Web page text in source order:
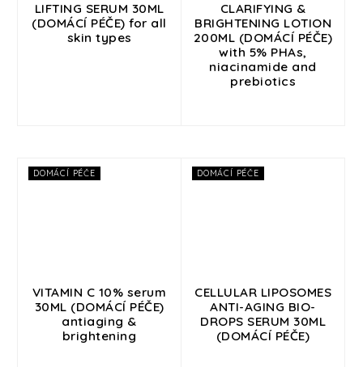
LIFTING SERUM 30ML
(DOMÁCÍ PÉČE) for all
skin types
CLARIFYING &
BRIGHTENING LOTION
200ML (DOMÁCÍ PÉČE)
with 5% PHAs,
niacinamide and
prebiotics
DOMÁCÍ PÉČE
VITAMIN C 10% serum
30ML (DOMÁCÍ PÉČE)
antiaging &
brightening
DOMÁCÍ PÉČE
CELLULAR LIPOSOMES
ANTI-AGING BIO-
DROPS SERUM 30ML
(DOMÁCÍ PÉČE)